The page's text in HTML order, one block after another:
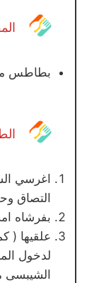
بطاطس
اغرسي
التصاق
بفرشاه
علقيها (
لدخول
الشيبسى